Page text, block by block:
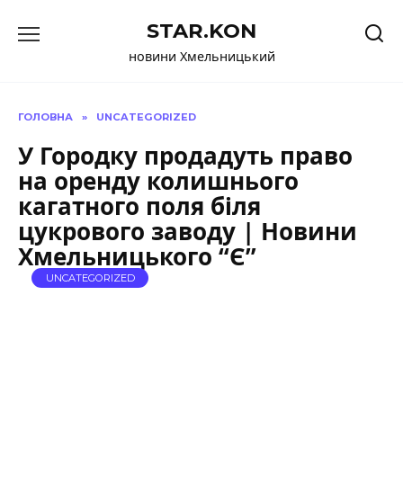
до
STAR.KON
новини Хмельницький
ГОЛОВНА » UNCATEGORIZED
У Городку продадуть право
на оренду колишнього
кагатного поля біля
цукрового заводу | Новини
Хмельницького “Є”
UNCATEGORIZED